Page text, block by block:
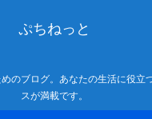
ぷちねっと
のブログ。あなたの生活に役立
スが満載です。